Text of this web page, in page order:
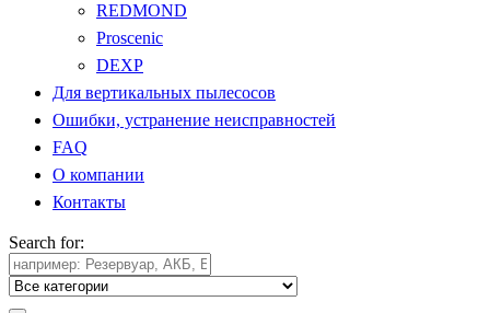
REDMOND
Proscenic
DEXP
Для вертикальных пылесосов
Ошибки, устранение неисправностей
FAQ
О компании
Контакты
Search for: